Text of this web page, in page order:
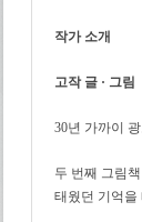
작가 소개
고작 글 · 그림
30년 가까이
두 번째 그림
태웠던 기억을